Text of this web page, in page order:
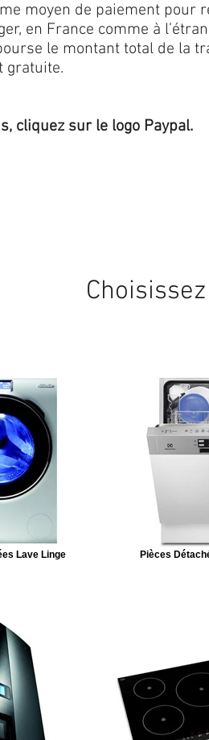
moyen de paiement pour
en France comme à
le montant total de la
gratuite.
cliquez sur le logo Paypal.
Lave Linge Pièces